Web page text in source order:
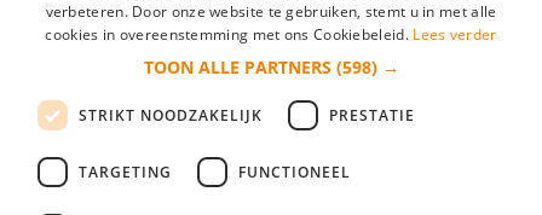
*
login gegevens onthouden
login
verbeteren. Door onze website te gebruiken, stemt u in met alle
cookies in overeenstemming met ons Cookiebeleid. Lees verder
TOON ALLE PARTNERS (598) →
STRIKT NOODZAKELIJK PRESTATIE
TARGETING FUNCTIONEEL